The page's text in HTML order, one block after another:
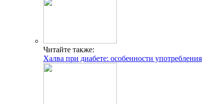
Читайте также:
Халва при диабете: особенности употребления